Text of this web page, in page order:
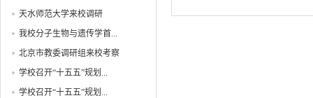
天水师范大学来校调研
我校分子生物与遗传学首...
北京市教委调研组来校考察
学校召开“十五五”规划...
学校召开“十五五”规划...